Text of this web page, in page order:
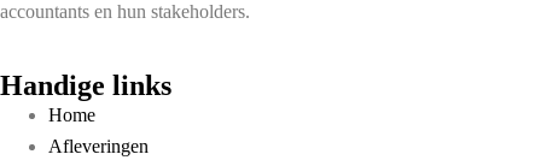
accountants en hun stakeholders.
Handige links
Home
Afleveringen